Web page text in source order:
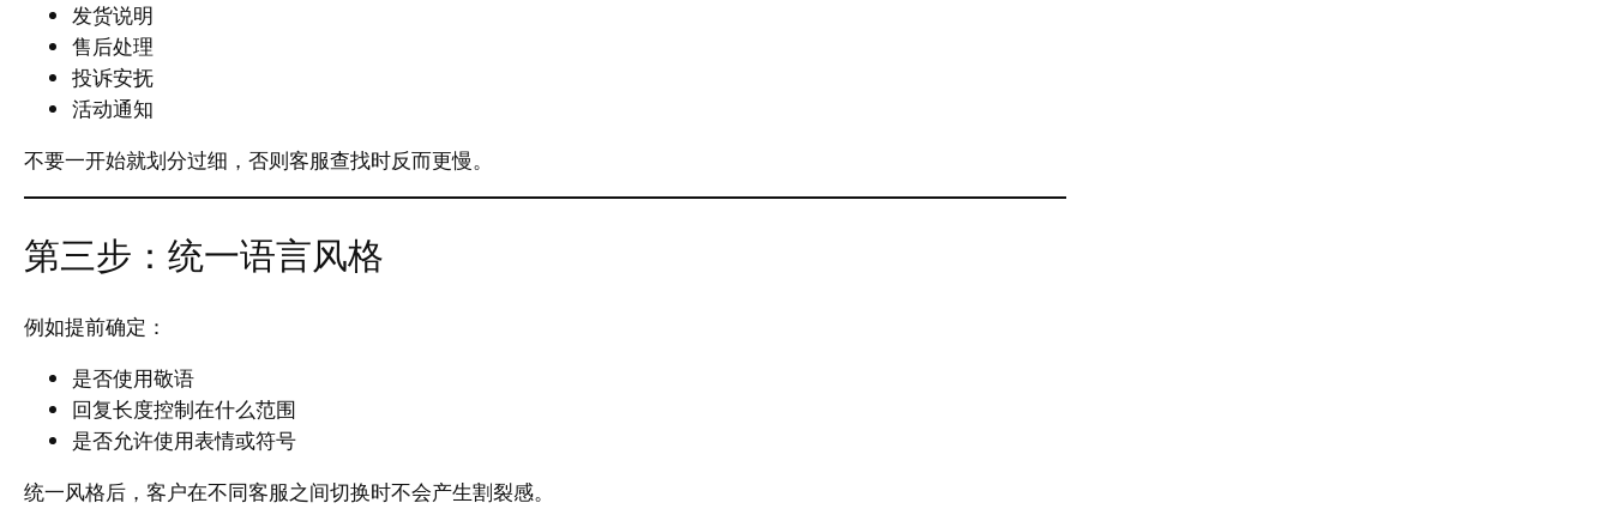
发货说明
售后处理
投诉安抚
活动通知
不要一开始就划分过细，否则客服查找时反而更慢。
第三步：统一语言风格
例如提前确定：
是否使用敬语
回复长度控制在什么范围
是否允许使用表情或符号
统一风格后，客户在不同客服之间切换时不会产生割裂感。